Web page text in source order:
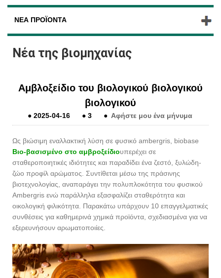
ΝΈΑ ΠΡΟΪΌΝΤΑ
Νέα της βιομηχανίας
Αμβλοξείδιο του βιολογικού βιολογικού
βιολογικού
● 2025-04-16 ● 3 ● Αφήστε μου ένα μήνυμα
Ως βιώσιμη εναλλακτική λύση σε φυσικό ambergris, biobase
Βιο-βασισμένο στο αμβροξείδιουπερέχει σε
σταθεροποιητικές ιδιότητες και παραδίδει ένα ζεστό, ξυλώδη-
ζώο προφίλ αρώματος. Συντίθεται μέσω της πράσινης
βιοτεχνολογίας, αναπαράγει την πολυπλοκότητα του φυσικού
Ambergris ενώ παράλληλα εξασφαλίζει σταθερότητα και
οικολογική φιλικότητα. Παρακάτω υπάρχουν 10 επαγγελματικές
συνθέσεις για καθημερινά χημικά προϊόντα, σχεδιασμένα για να
εξερευνήσουν αρωματοποιίες.